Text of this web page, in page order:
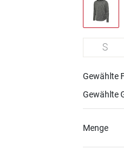
S
Gewählte
Gewählte
Menge